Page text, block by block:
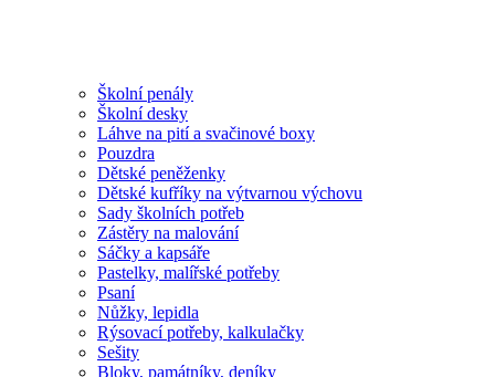
Školní penály
Školní desky
Láhve na pití a svačinové boxy
Pouzdra
Dětské peněženky
Dětské kufříky na výtvarnou výchovu
Sady školních potřeb
Zástěry na malování
Sáčky a kapsáře
Pastelky, malířské potřeby
Psaní
Nůžky, lepidla
Rýsovací potřeby, kalkulačky
Sešity
Bloky, památníky, deníky